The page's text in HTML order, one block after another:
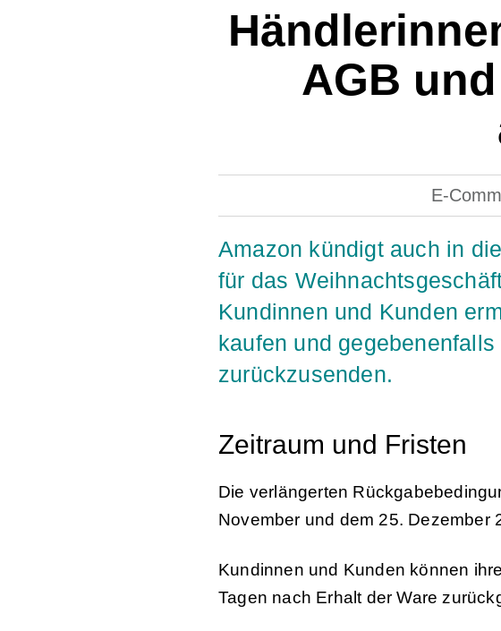
AGB
E-
Amazon kündigt auch in
für das
Kundinnen und Kunden
kaufen und
zurückzusenden.
Zeitraum und Fristen
Die verlängerten
November und dem 25. Dezember
Kundinnen und Kunden können
Tagen nach Erhalt der Ware